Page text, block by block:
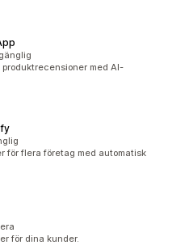
med AI-
för flera företag med automatisk
för dina kunder.